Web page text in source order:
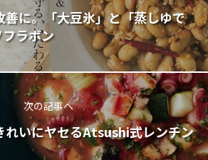
に。「大豆氷」と「蒸しゆで
ラボン
次の記事へ
れいにヤセるAtsushi式レンチン